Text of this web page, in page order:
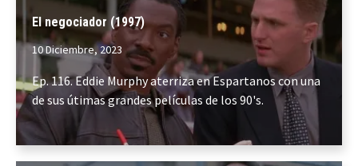
El negociador (1997)
10 Diciembre, 2023
Ep. 116. Eddie Murphy aterriza en Espartanos con una
de sus útimas grandes películas de los 90's.